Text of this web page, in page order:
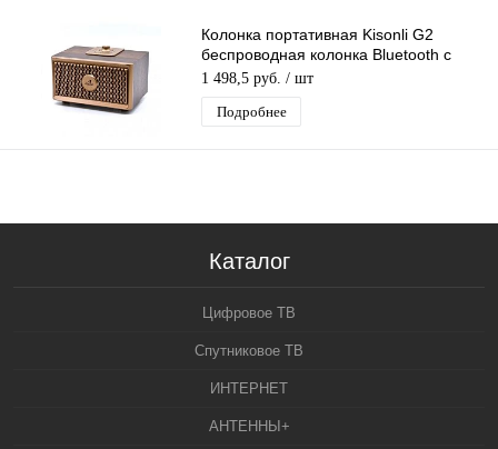
Колонка портативная Kisonli G2
беспроводная колонка Bluetooth с
поддержкой USB, TF-карты, FM-радио
1 498,5 руб. / шт
Подробнее
Каталог
Цифровое ТВ
Спутниковое ТВ
ИНТЕРНЕТ
АНТЕННЫ+